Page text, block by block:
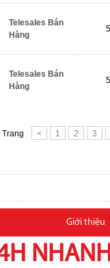
Telesales Bán
Hàng
Telesales Bán
Hàng
Trang < 1 2 3
Giới thiệu